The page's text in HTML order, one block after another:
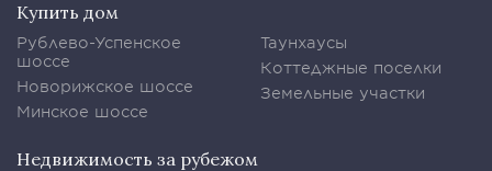
Купить дом
Рублево-Успенское
шоссе
Новорижское шоссе
Минское шоссе
Таунхаусы
Коттеджные поселки
Земельные участки
Недвижимость за рубежом